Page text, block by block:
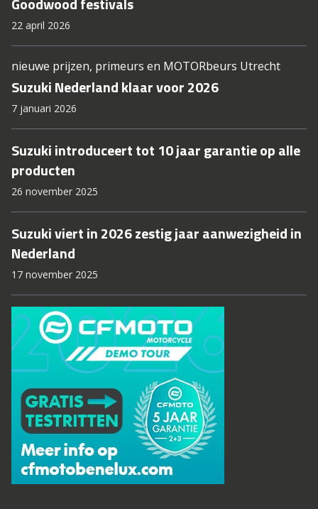
22 april 2026
nieuwe prijzen, primeurs en MOTORbeurs Utrecht
Suzuki Nederland klaar voor 2026
7 januari 2026
Suzuki introduceert tot 10 jaar garantie op alle
producten
26 november 2025
Suzuki viert in 2026 zestig jaar aanwezigheid in
Nederland
17 november 2025